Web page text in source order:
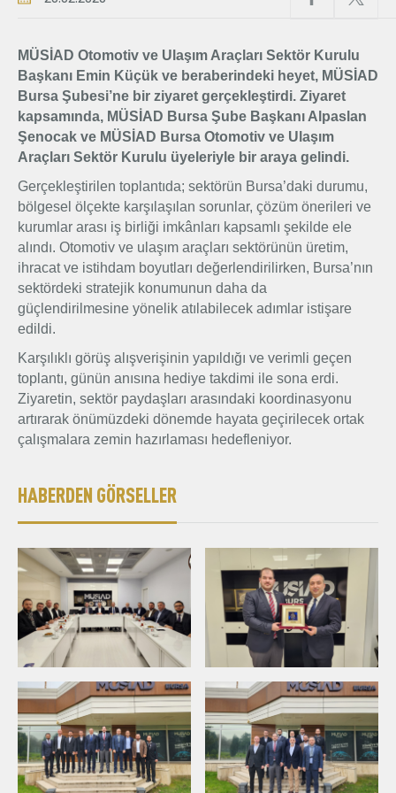
E-İşlemler
İletişim Hakkımızda Galeri
MÜSİAD Otomotiv ve Ulaşım Araçları Sektör Kurulu
Başkanı Emin Küçük ve beraberindeki heyet, MÜSİAD
Bursa Şubesi’ne bir ziyaret gerçekleştirdi. Ziyaret
kapsamında, MÜSİAD Bursa Şube Başkanı Alpaslan
Şenocak ve MÜSİAD Bursa Otomotiv ve Ulaşım
Araçları Sektör Kurulu üyeleriyle bir araya gelindi.
Gerçekleştirilen toplantıda; sektörün Bursa’daki durumu,
bölgesel ölçekte karşılaşılan sorunlar, çözüm önerileri ve
kurumlar arası iş birliği imkânları kapsamlı şekilde ele
alındı. Otomotiv ve ulaşım araçları sektörünün üretim,
ihracat ve istihdam boyutları değerlendirilirken, Bursa’nın
sektördeki stratejik konumunun daha da
güçlendirilmesine yönelik atılabilecek adımlar istişare
edildi.
Karşılıklı görüş alışverişinin yapıldığı ve verimli geçen
toplantı, günün anısına hediye takdimi ile sona erdi.
Ziyaretin, sektör paydaşları arasındaki koordinasyonu
artırarak önümüzdeki dönemde hayata geçirilecek ortak
çalışmalara zemin hazırlaması hedefleniyor.
HABERDEN GÖRSELLER